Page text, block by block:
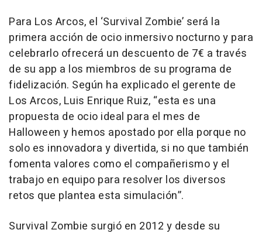
Para Los Arcos, el ‘Survival Zombie’ será la
primera acción de ocio inmersivo nocturno y para
celebrarlo ofrecerá un descuento de 7€ a través
de su app a los miembros de su programa de
fidelización. Según ha explicado el gerente de
Los Arcos, Luis Enrique Ruiz, “esta es una
propuesta de ocio ideal para el mes de
Halloween y hemos apostado por ella porque no
solo es innovadora y divertida, si no que también
fomenta valores como el compañerismo y el
trabajo en equipo para resolver los diversos
retos que plantea esta simulación”.
Survival Zombie surgió en 2012 y desde su